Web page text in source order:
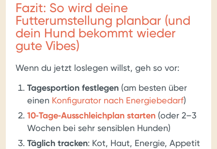
Fazit: So wird deine
Futterumstellung planbar (und
dein Hund bekommt wieder
gute Vibes)
Wenn du jetzt loslegen willst, geh so vor:
Tagesportion festlegen (am besten über
einen Konfigurator nach Energiebedarf)
10‑Tage‑Ausschleichplan starten (oder 2–3
Wochen bei sehr sensiblen Hunden)
Täglich tracken: Kot, Haut, Energie, Appetit